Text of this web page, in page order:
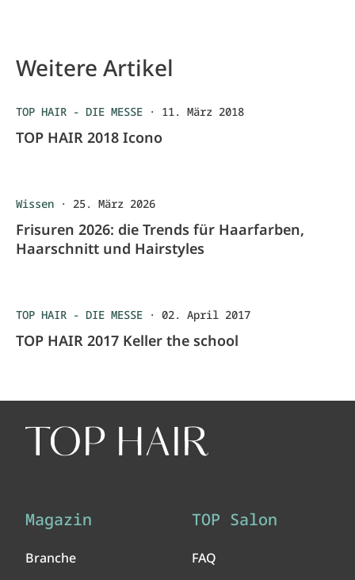
Weitere Artikel
TOP HAIR - DIE MESSE · 11. März 2018
TOP HAIR 2018 Icono
Wissen · 25. März 2026
Frisuren 2026: die Trends für Haarfarben,
Haarschnitt und Hairstyles
TOP HAIR - DIE MESSE · 02. April 2017
TOP HAIR 2017 Keller the school
Magazin
Branche
TOP Salon
FAQ